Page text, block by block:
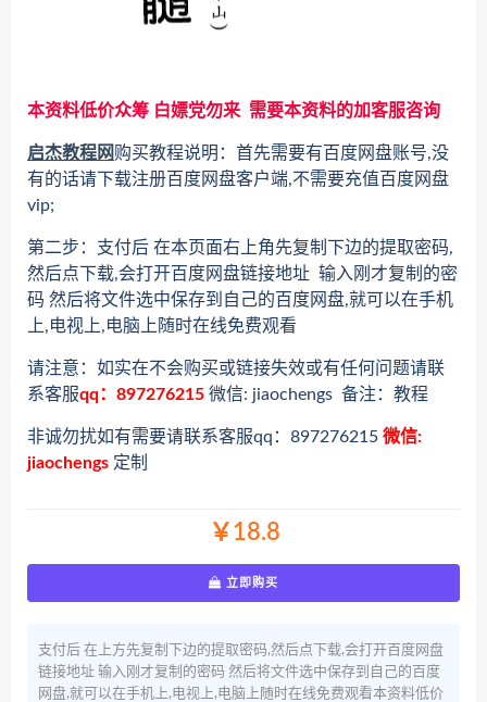
本资料低价众筹 白嫖党勿来 需要本资料的加客服咨询
启杰教程网购买教程说明：首先需要有百度网盘账号,没
有的话请下载注册百度网盘客户端,不需要充值百度网盘
vip;
第二步：支付后 在本页面右上角先复制下边的提取密码,
然后点下载,会打开百度网盘链接地址 输入刚才复制的密
码 然后将文件选中保存到自己的百度网盘,就可以在手机
上,电视上,电脑上随时在线免费观看
请注意：如实在不会购买或链接失效或有任何问题请联
系客服qq：897276215 微信: jiaochengs 备注：教程
非诚勿扰如有需要请联系客服qq：897276215 微信:
jiaochengs 定制
￥18.8
立即购买
支付后 在上方先复制下边的提取密码,然后点下载,会打开百度网盘
链接地址 输入刚才复制的密码 然后将文件选中保存到自己的百度
网盘,就可以在手机上,电视上,电脑上随时在线免费观看本资料低价